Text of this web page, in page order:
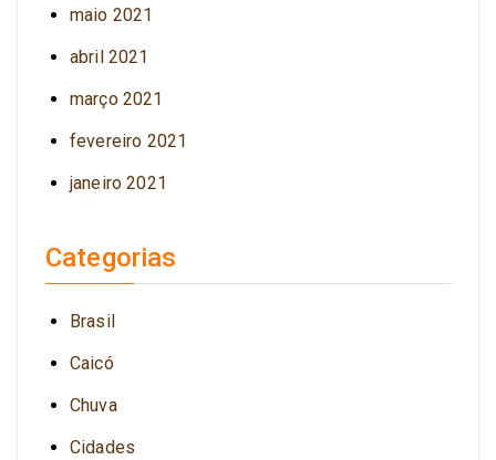
maio 2021
abril 2021
março 2021
fevereiro 2021
janeiro 2021
Categorias
Brasil
Caicó
Chuva
Cidades